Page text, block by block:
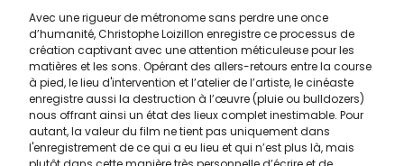
Avec une rigueur de métronome sans perdre une once
d’humanité, Christophe Loizillon enregistre ce processus de
création captivant avec une attention méticuleuse pour les
matières et les sons. Opérant des allers-retours entre la course
à pied, le lieu d'intervention et l’atelier de l’artiste, le cinéaste
enregistre aussi la destruction à l’œuvre (pluie ou bulldozers)
nous offrant ainsi un état des lieux complet inestimable. Pour
autant, la valeur du film ne tient pas uniquement dans
l'enregistrement de ce qui a eu lieu et qui n’est plus là, mais